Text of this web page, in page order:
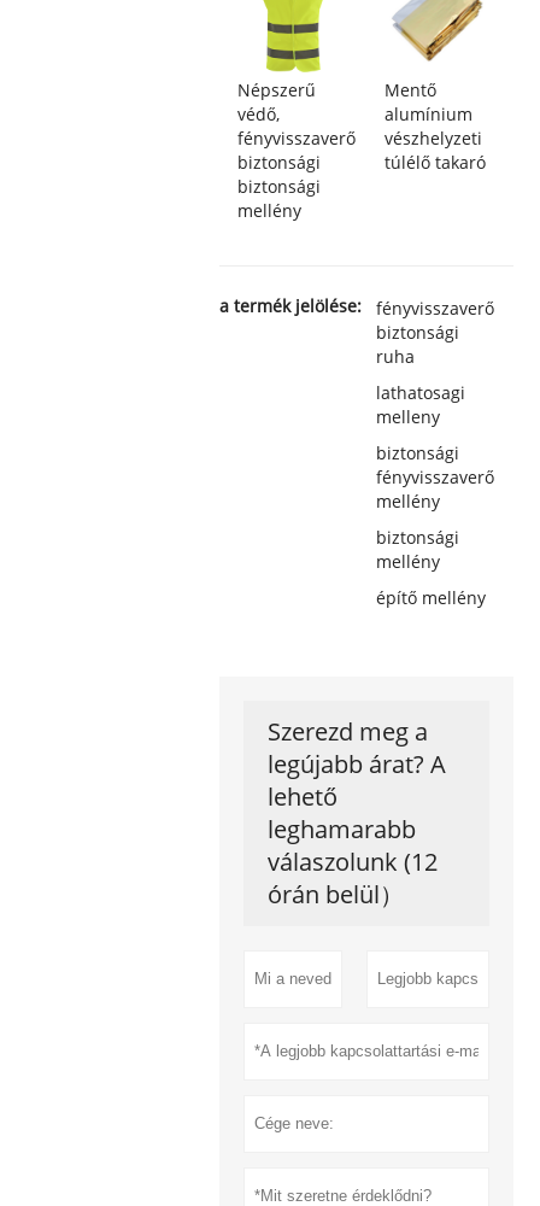
Népszerű
védő,
fényvisszaverő
biztonsági
biztonsági
mellény
Mentő
alumínium
vészhelyzeti
túlélő takaró
a termék jelölése:
fényvisszaverő
biztonsági
ruha
lathatosagi
melleny
biztonsági
fényvisszaverő
mellény
biztonsági
mellény
építő mellény
Szerezd meg a
legújabb árat? A
lehető
leghamarabb
válaszolunk (12
órán belül）